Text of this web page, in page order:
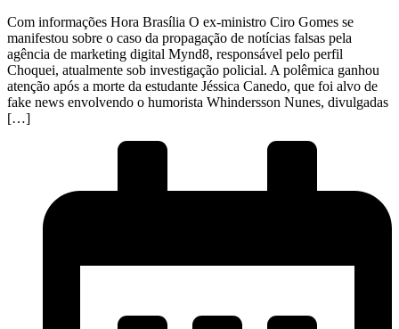
Com informações Hora Brasília O ex-ministro Ciro Gomes se
manifestou sobre o caso da propagação de notícias falsas pela
agência de marketing digital Mynd8, responsável pelo perfil
Choquei, atualmente sob investigação policial. A polêmica ganhou
atenção após a morte da estudante Jéssica Canedo, que foi alvo de
fake news envolvendo o humorista Whindersson Nunes, divulgadas
[…]